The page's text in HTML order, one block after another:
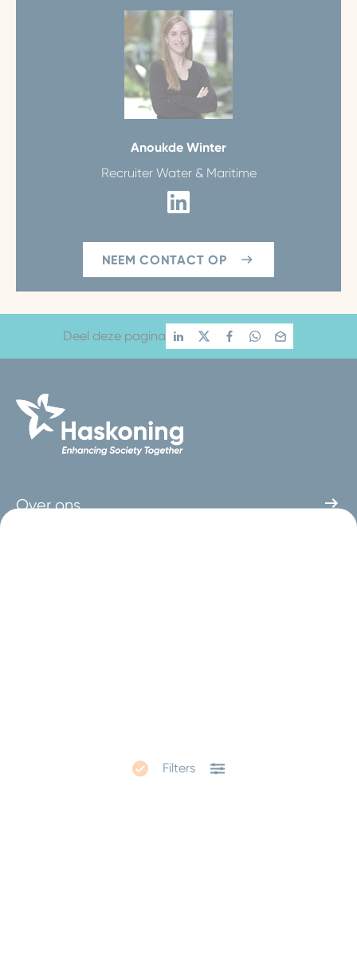
Filters
Anoukde Winter
Recruiter Water & Maritime
NEEM CONTACT OP
Deel deze pagina
Over ons